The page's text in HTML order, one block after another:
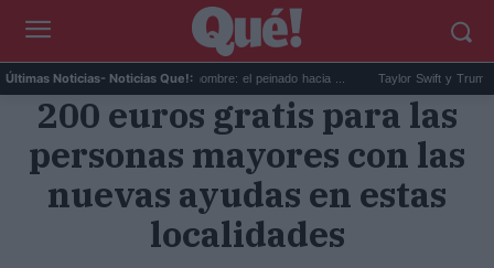
Últimas Noticias- Noticias Que!:
El corte slick back para hombre: el peinado hacia ... Taylor Swift y Trump: la
200 euros gratis para las
personas mayores con las
nuevas ayudas en estas
localidades